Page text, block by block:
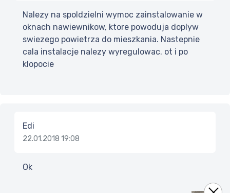
Nalezy na spoldzielni wymoc zainstalowanie w
oknach nawiewnikow, ktore powoduja doplyw
swiezego powietrza do mieszkania. Nastepnie
cala instalacje nalezy wyregulowac. ot i po
klopocie
Edi
22.01.2018 19:08
Ok